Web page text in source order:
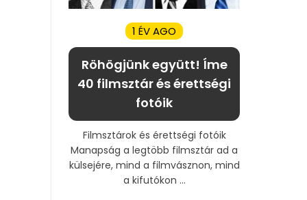
1 ÉV AGO
Röhögjünk együtt! Íme
40 filmsztár és érettségi
fotóik
Filmsztárok és érettségi fotóik
Manapság a legtöbb filmsztár ad a
külsejére, mind a filmvásznon, mind
a kifutókon ...